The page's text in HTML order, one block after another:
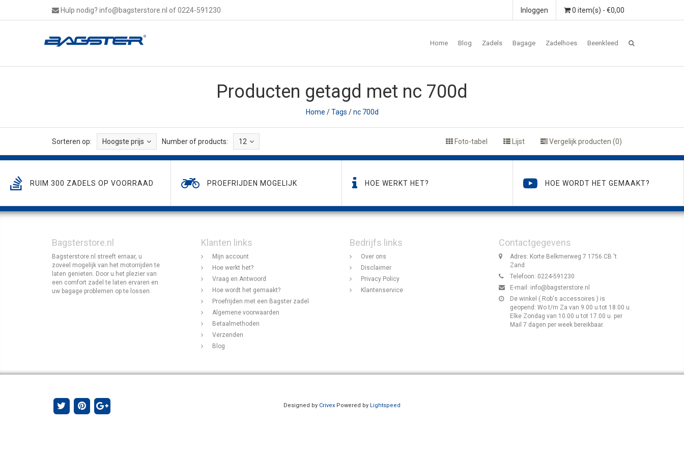
Hulp nodig? info@bagsterstore.nl of 0224-591230 0 item(s) - €0,00
Inloggen
Home Blog Zadels Bagage Zadelhoes Beenkleed
Producten getagd met nc 700d
Home /Tags /nc 700d
Sorteren op: Hoogste prijs Number of products: 12 Foto-tabel Lijst Vergelijk producten (0)
RUIM 300 ZADELS OP VOORRAAD PROEFRIJDEN MOGELIJK HOE WERKT HET? HOE WORDT HET GEMAAKT?
Bagsterstore.nl
Bagsterstore.nl streeft ernaar, u
zoveel mogelijk van het motorrijden te
laten genieten. Door u het plezier van
een comfort zadel te laten ervaren en
uw bagage problemen op te lossen.
Klanten links
Mijn account
Hoe werkt het?
Vraag en Antwoord
Hoe wordt het gemaakt?
Proefrijden met een Bagster zadel
Algemene voorwaarden
Betaalmethoden
Verzenden
Blog
Bedrijfs links
Over ons
Disclaimer
Privacy Policy
Klantenservice
Contactgegevens
Adres: Korte Belkmerweg 7 1756 CB 't
Zand
Telefoon: 0224-591230
E-mail: info@bagsterstore.nl
De winkel ( Rob's accessoires ) is
geopend: Wo t/m Za van 9.00 u tot 18.00 u.
Elke Zondag van 10.00 u tot 17.00 u. per
Mail 7 dagen per week bereikbaar.
Designed by Crivex Powered by Lightspeed